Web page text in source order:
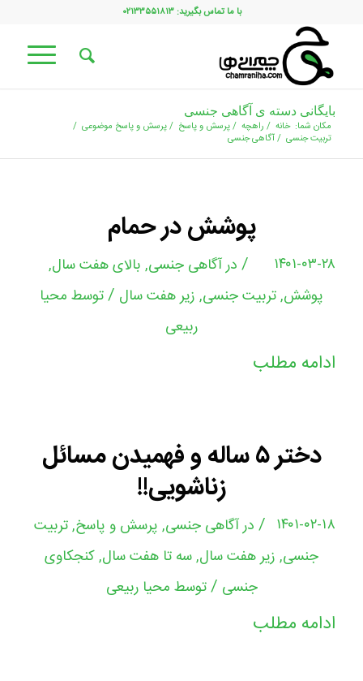
با ما تماس بگیرید: ۰۲۱۳۳۵۵۱۸۱۳
بایگانی دسته ی آگاهی جنسی
مکان شما: خانه / راهچه /پرسش و پاسخ /پرسش و پاسخ موضوعی /
تربیت جنسی /آگاهی جنسی
پوشش در حمام
۱۴۰۱-۰۳-۲۸ / درآگاهی جنسی, بالای هفت سال,
پوشش,تربیت جنسی, زیر هفت سال /توسط محیا
ربیعی
ادامه مطلب
دختر ۵ ساله و فهمیدن مسائل
زناشویی!!
۱۴۰۱-۰۲-۱۸ / درآگاهی جنسی, پرسش و پاسخ,تربیت
جنسی, زیر هفت سال,سه تا هفت سال,کنجکاوی
جنسی /توسط محیا ربیعی
ادامه مطلب